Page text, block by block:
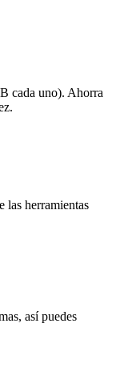
cada uno). Ahorra
las herramientas
así puedes